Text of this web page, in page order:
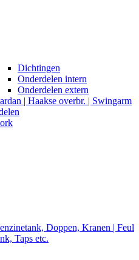
Dichtingen
Onderdelen intern
Onderdelen extern
| Haakse overbr. | Swingarm
Doppen, Kranen | Feul
Taps etc.